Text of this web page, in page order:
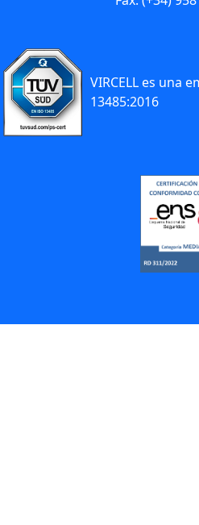
VIRCELL es una
13485:2016